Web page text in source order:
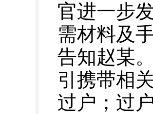
官进一步
需材料及
告知赵某
引携带相
过户；过